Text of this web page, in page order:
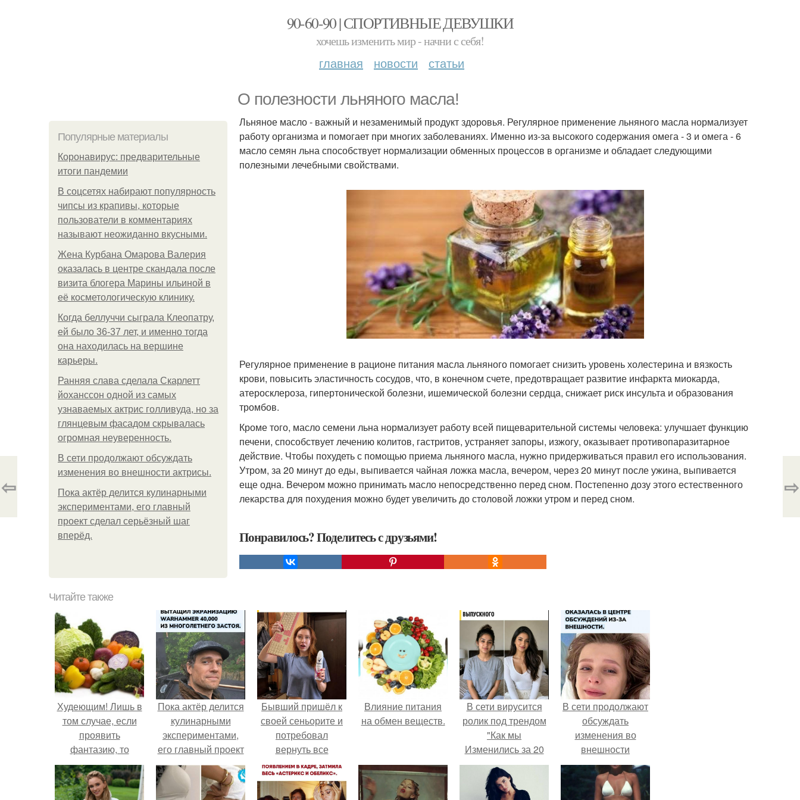
90-60-90 | СПОРТИВНЫЕ ДЕВУШКИ
хочешь изменить мир - начни с себя!
главная новости статьи
О полезности льняного масла!
Популярные материалы
Коронавирус: предварительные
итоги пандемии
В соцсетях набирают популярность
чипсы из крапивы, которые
пользователи в комментариях
называют неожиданно вкусными.
Жена Курбана Омарова Валерия
оказалась в центре скандала после
визита блогера Марины ильиной в
её косметологическую клинику.
Когда беллуччи сыграла Клеопатру,
ей было 36-37 лет, и именно тогда
она находилась на вершине
карьеры.
Ранняя слава сделала Скарлетт
йоханссон одной из самых
узнаваемых актрис голливуда, но за
глянцевым фасадом скрывалась
огромная неуверенность.
В сети продолжают обсуждать
изменения во внешности актрисы.
Пока актёр делится кулинарными
экспериментами, его главный
проект сделал серьёзный шаг
вперёд.
Льняное масло - важный и незаменимый продукт здоровья. Регулярное применение льняного масла нормализует
работу организма и помогает при многих заболеваниях. Именно из-за высокого содержания омега - 3 и омега - 6
масло семян льна способствует нормализации обменных процессов в организме и обладает следующими
полезными лечебными свойствами.
Регулярное применение в рационе питания масла льняного помогает снизить уровень холестерина и вязкость
крови, повысить эластичность сосудов, что, в конечном счете, предотвращает развитие инфаркта миокарда,
атеросклероза, гипертонической болезни, ишемической болезни сердца, снижает риск инсульта и образования
тромбов.
Кроме того, масло семени льна нормализует работу всей пищеварительной системы человека: улучшает функцию
печени, способствует лечению колитов, гастритов, устраняет запоры, изжогу, оказывает противопаразитарное
действие. Чтобы похудеть с помощью приема льняного масла, нужно придерживаться правил его использования.
Утром, за 20 минут до еды, выпивается чайная ложка масла, вечером, через 20 минут после ужина, выпивается
еще одна. Вечером можно принимать масло непосредственно перед сном. Постепенно дозу этого естественного
лекарства для похудения можно будет увеличить до столовой ложки утром и перед сном.
Понравилось? Поделитесь с друзьями!
⇦ ⇨
Читайте также
Худеющим! Лишь в
том случае, если
проявить
фантазию, то
можно питаться
вкусно,
разнообразно,
Пока актёр делится
кулинарными
экспериментами,
его главный проект
сделал серьёзный
шаг вперёд.
Бывший пришёл к
своей сеньорите и
потребовал
вернуть все
подарки.
Влияние питания
на обмен веществ.
В сети вирусится
ролик под трендом
"Как мы
Изменились за 20
лет".
В сети продолжают
обсуждать
изменения во
внешности
актрисы.